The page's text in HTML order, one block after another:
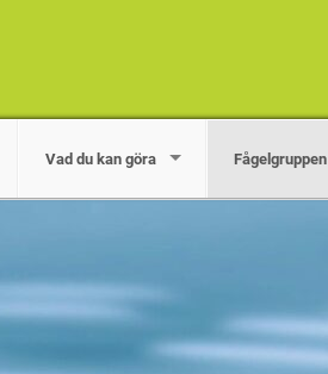
Vad du kan göra Fågelgruppen